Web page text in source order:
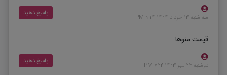
سه شنبه 13 خرداد 1404 9:14 PM
پاسخ دهید
قیمت منوها
دوشنبه 23 مهر 1403 7:22 PM
پاسخ دهید